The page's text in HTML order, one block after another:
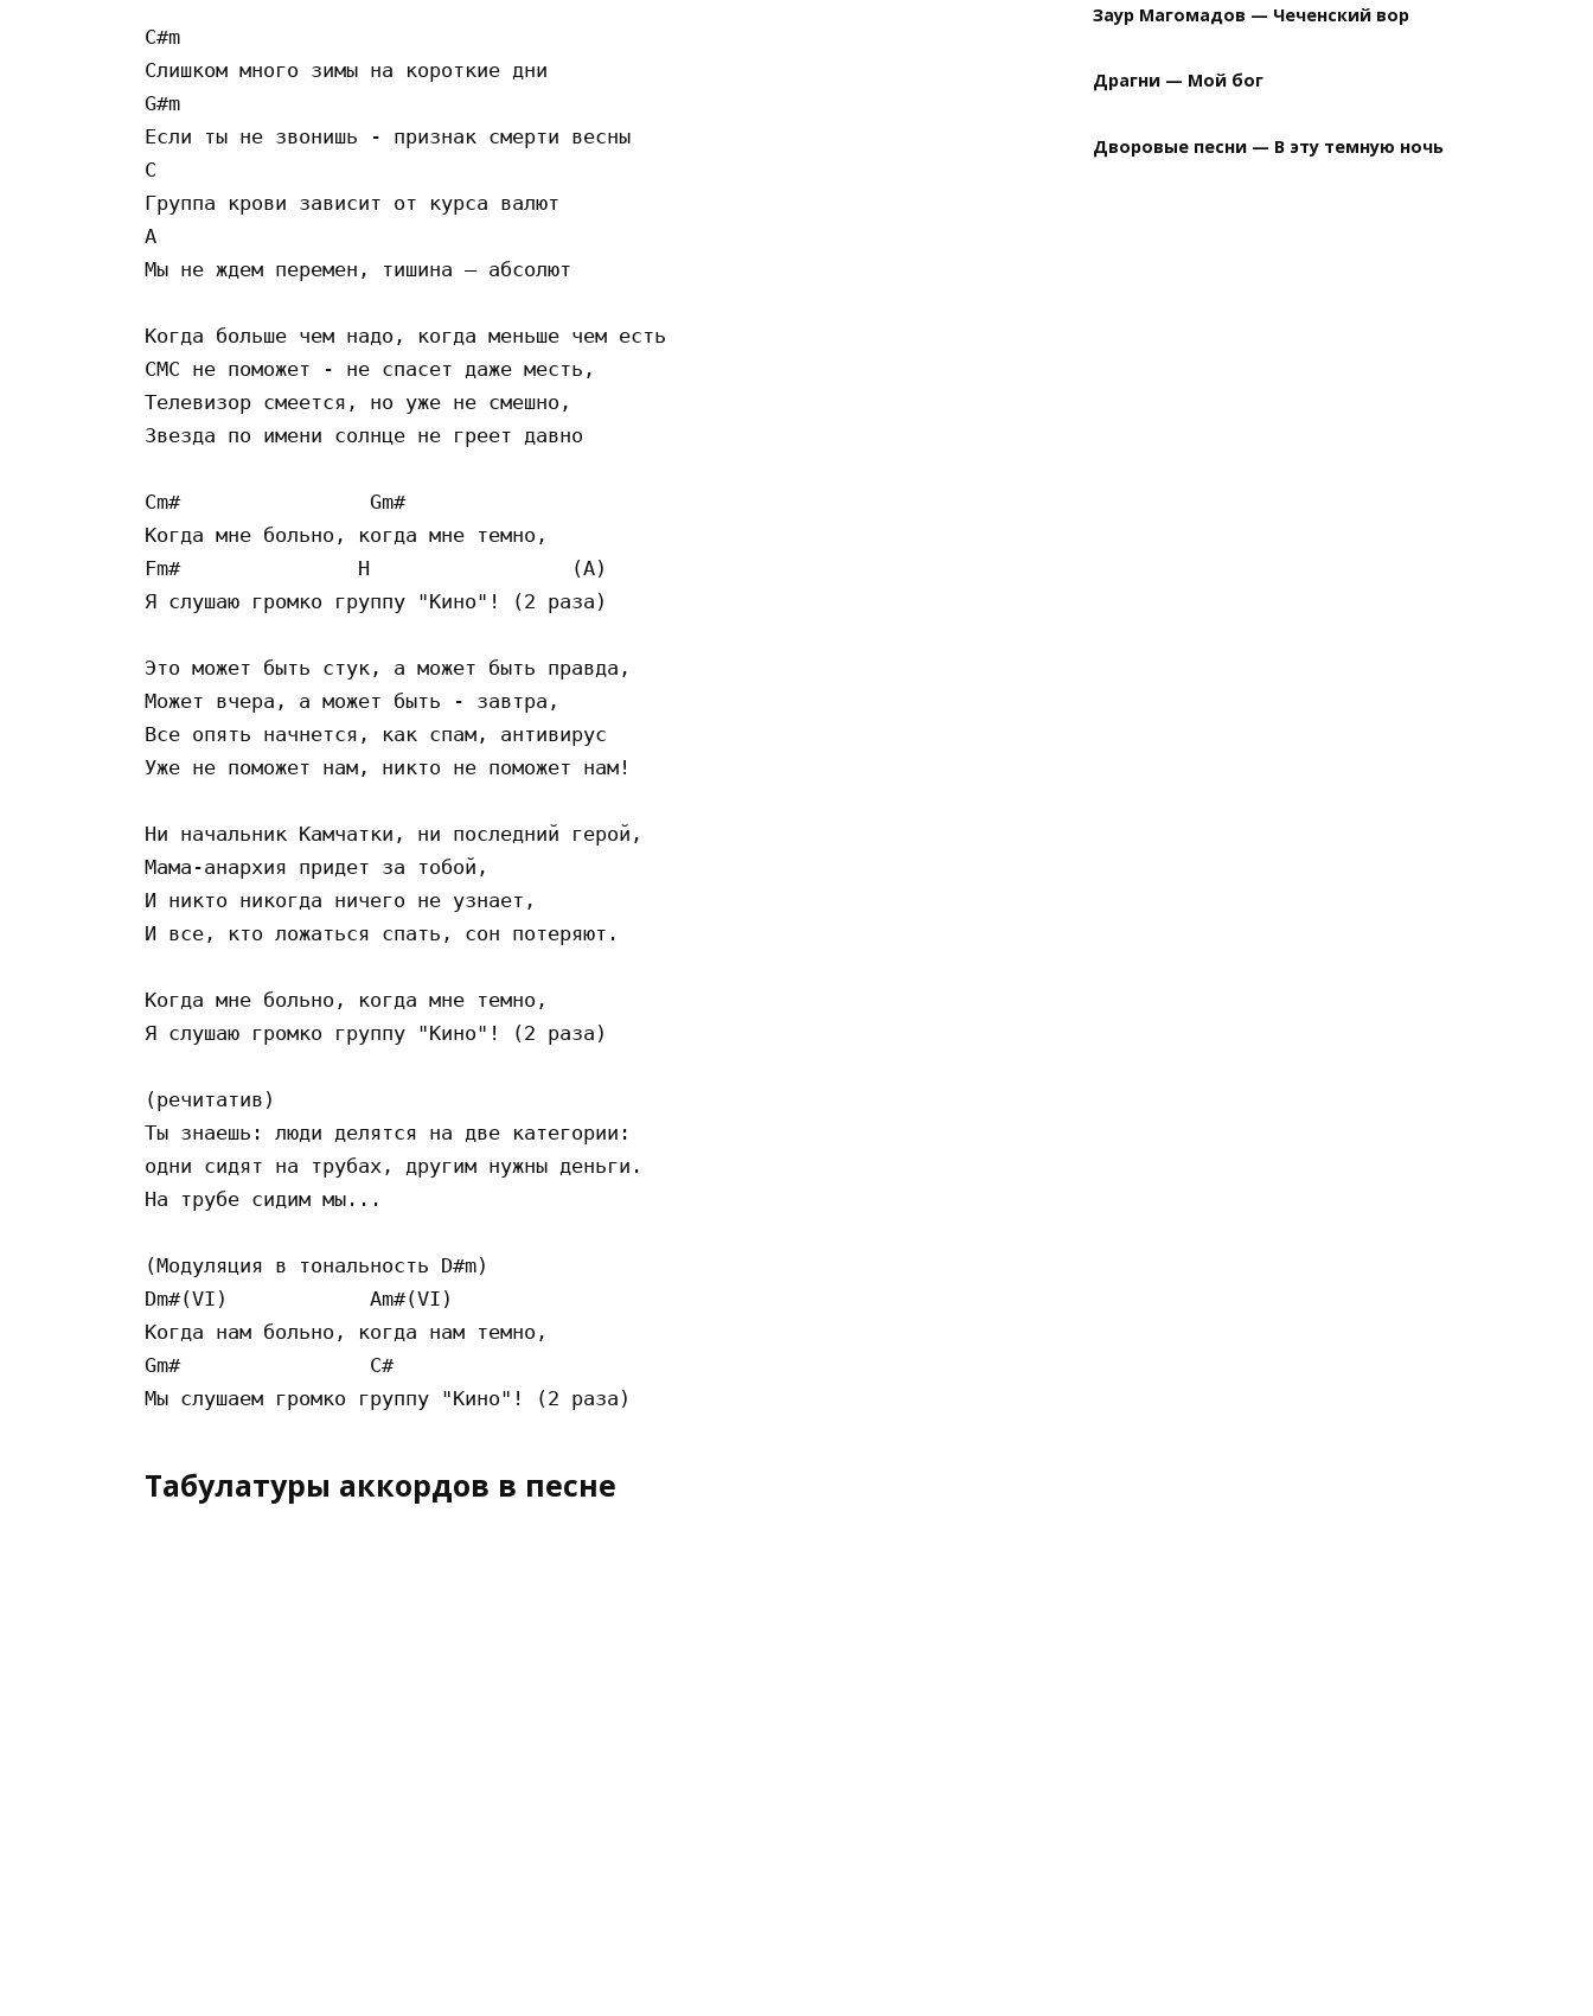
C#m
Слишком много зимы на короткие дни
G#m
Если ты не звонишь - признак смерти весны
C
Группа крови зависит от курса валют
A
Мы не ждем перемен, тишина – абсолют
Когда больше чем надо, когда меньше чем есть
СМС не поможет - не спасет даже месть,
Телевизор смеется, но уже не смешно,
Звезда по имени солнце не греет давно
Cm#                Gm#
Когда мне больно, когда мне темно,
Fm#               H                 (A)
Я слушаю громко группу "Кино"! (2 раза)
Это может быть стук, а может быть правда,
Может вчера, а может быть - завтра,
Все опять начнется, как спам, антивирус
Уже не поможет нам, никто не поможет нам!
Ни начальник Камчатки, ни последний герой,
Мама-анархия придет за тобой,
И никто никогда ничего не узнает,
И все, кто ложаться спать, сон потеряют.
Когда мне больно, когда мне темно,
Я слушаю громко группу "Кино"! (2 раза)
(речитатив)
Ты знаешь: люди делятся на две категории:
одни сидят на трубах, другим нужны деньги.
На трубе сидим мы...
(Модуляция в тональность D#m)
Dm#(VI)            Am#(VI)
Когда нам больно, когда нам темно,
Gm#                C#
Табулатуры аккордов в песне
Заур Магомадов — Чеченский вор
Драгни — Мой бог
Дворовые песни — В эту темную ночь